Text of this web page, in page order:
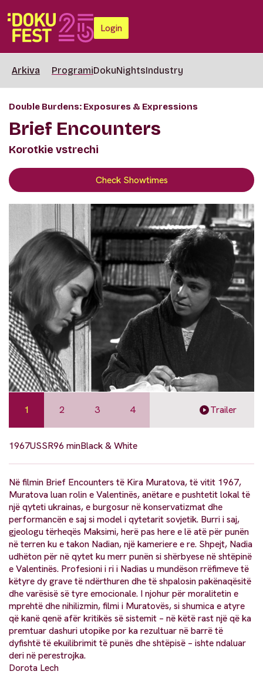
Login
Arkiva ProgramiDokuNightsIndustry
Double Burdens: Exposures & Expressions
Brief Encounters
Korotkie vstrechi
Check Showtimes
1 2 3 4 Trailer
1967USSR96 minBlack & White
Në filmin Brief Encounters të Kira Muratova, të vitit 1967,
Muratova luan rolin e Valentinës, anëtare e pushtetit lokal të
një qyteti ukrainas, e burgosur në konservatizmat dhe
performancën e saj si model i qytetarit sovjetik. Burri i saj,
gjeologu tërheqës Maksimi, herë pas here e lë atë për punën
në terren ku e takon Nadian, një kameriere e re. Shpejt, Nadia
udhëton për në qytet ku merr punën si shërbyese në shtëpinë
e Valentinës. Profesioni i ri i Nadias u mundëson rrëfimeve të
këtyre dy grave të ndërthuren dhe të shpalosin pakënaqësitë
dhe varësisë së tyre emocionale. I njohur për moralitetin e
mprehtë dhe nihilizmin, filmi i Muratovës, si shumica e atyre
që kanë qenë afër kritikës së sistemit – në këtë rast një që ka
premtuar dashuri utopike por ka rezultuar në barrë të
dyfishtë të ekuilibrimit të punës dhe shtëpisë – ishte ndaluar
deri në perestrojka.
Dorota Lech